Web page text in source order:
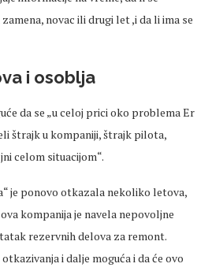
novac ili drugi let ,i da li ima se
i osoblja
da se „u celoj prici oko problema Er
štrajk u kompaniji, štrajk pilota,
celom situacijom“.
je ponovo otkazala nekoliko letova,
kompanija je navela nepovoljne
rezervnih delova za remont.
i dalje moguća i da će ovo